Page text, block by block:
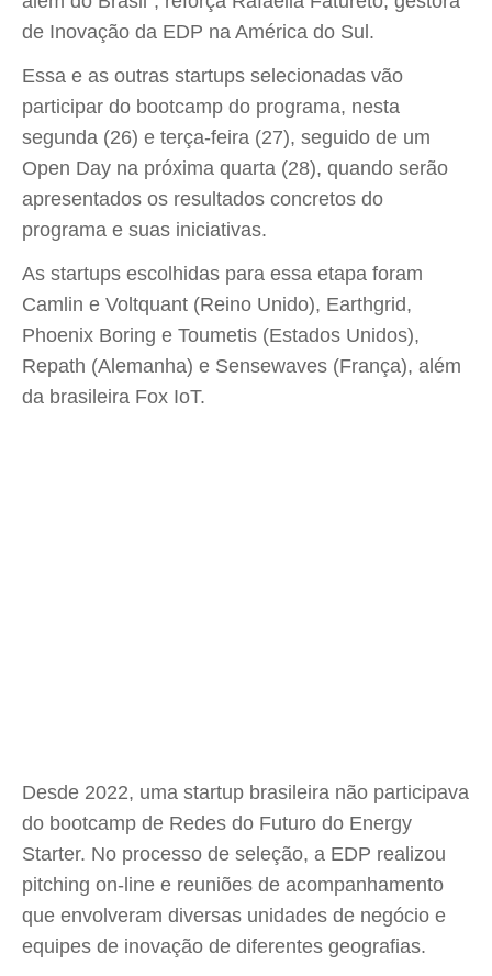
de Inovação da EDP na América do Sul.
Essa e as outras startups selecionadas vão
participar do bootcamp do programa, nesta
segunda (26) e terça-feira (27), seguido de um
Open Day na próxima quarta (28), quando serão
apresentados os resultados concretos do
programa e suas iniciativas.
As startups escolhidas para essa etapa foram
Camlin e Voltquant (Reino Unido), Earthgrid,
Phoenix Boring e Toumetis (Estados Unidos),
Repath (Alemanha) e Sensewaves (França), além
da brasileira Fox IoT.
Desde 2022, uma startup brasileira não participava
do bootcamp de Redes do Futuro do Energy
Starter. No processo de seleção, a EDP realizou
pitching on-line e reuniões de acompanhamento
que envolveram diversas unidades de negócio e
equipes de inovação de diferentes geografias.